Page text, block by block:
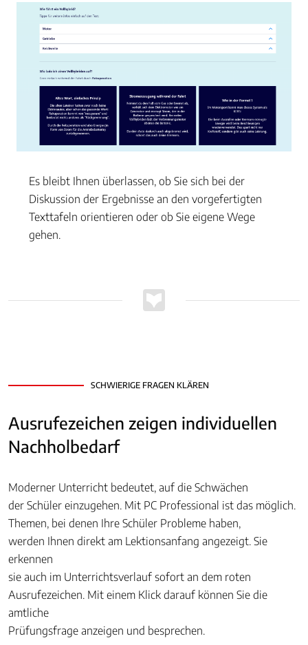
Es bleibt Ihnen überlassen, ob Sie sich bei der
Diskussion der Ergebnisse an den vorgefertigten
Texttafeln orientieren oder ob Sie eigene Wege
gehen.
SCHWIERIGE FRAGEN KLÄREN
Ausrufezeichen zeigen individuellen
Nachholbedarf
Moderner Unterricht bedeutet, auf die Schwächen
der Schüler einzugehen. Mit PC Professional ist das möglich.
Themen, bei denen Ihre Schüler Probleme haben,
werden Ihnen direkt am Lektionsanfang angezeigt. Sie
erkennen
sie auch im Unterrichtsverlauf sofort an dem roten
Ausrufezeichen. Mit einem Klick darauf können Sie die
amtliche
Prüfungsfrage anzeigen und besprechen.